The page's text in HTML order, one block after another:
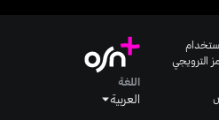
الترويجي
اللغة
العربية